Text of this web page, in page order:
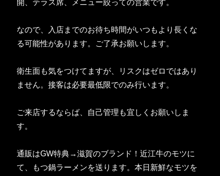
開、テラス席、メニュー絞っての営業です。
なので、入店までのお待ち時間がいつもより長くな
る可能性があります。ご了承お願いします。
衛生面も気をつけてますが、リスクはゼロではあり
ません。接客は必要最低限でのみ行います。
ご来店するならば、自己管理も宜しくお願いしま
す。
通販はGW特典→滋賀のブランド！近江牛のモツに
て、もつ鍋ラーメンを送ります。本日新鮮なモツを